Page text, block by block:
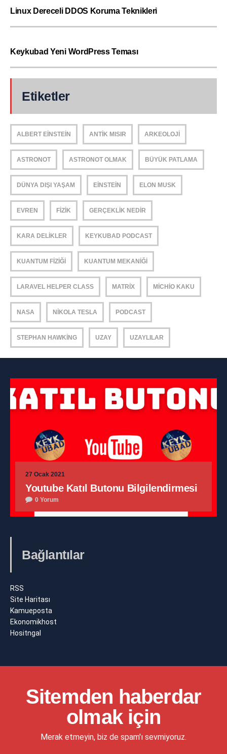
Linux Dereceli DDOS Koruma Teknikleri
Keykubad Yeni WordPress Teması
Etiketler
ALBERT EINSTEIN ANTIK MISIR ARKEOLOJI
ASTRONOT ASTRONOT OLMAK BÜYÜK PATLAMA
DÜNYA DIŞI YAŞAM EINSTEIN ELON MUSK
EVREN FIZIK GERÇEKLIK NEDIR
KARA DELIKLER KEYKUBAD PODCAST
KUANTUM FIZIĞI KUANTUM MEKANIĞI
LARAVEL HELPER CLASS MATRIX MICHIO KAKU
NASA NIKOLA TESLA PODCAST
STEPHAN HAWKING UZAY UZAYLILAR
27 Ocak 2021
Youtube Katıl Butonu Bilgilendirmesi
0 Yorum
Bağlantılar
RSS
Site Haritası
Kamueposta
Ekonomikhost
Hositngal
Sitemden haberdar
olmak için
Merak etmeyin, biz de spam'ı sevmiyoruz.